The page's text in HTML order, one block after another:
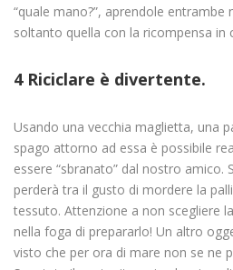
“quale mano?”, aprendole entrambe
soltanto quella con la ricompensa in
4 Riciclare è divertente.
Usando una vecchia maglietta, una
spago attorno ad essa è possibile
essere “sbranato” dal nostro amico.
perderà tra il gusto di mordere la
tessuto. Attenzione a non scegliere
nella foga di prepararlo! Un altro
visto che per ora di mare non se ne